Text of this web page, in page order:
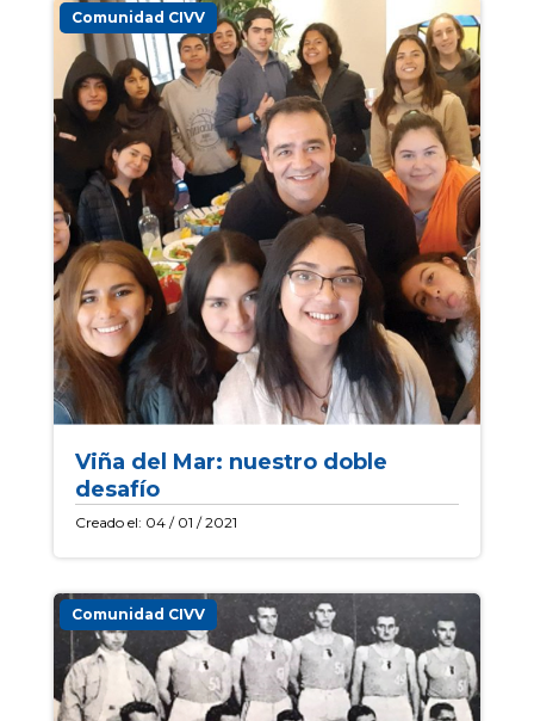
Comunidad CIVV
Viña del Mar: nuestro doble
desafío
Creado el: 04 / 01 / 2021
Comunidad CIVV